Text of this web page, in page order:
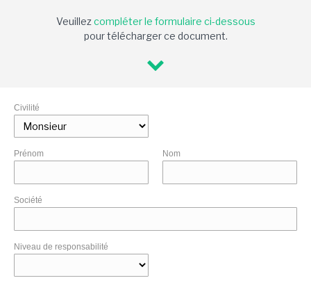
Veuillezcompléter le formulaire ci-dessous
pour télécharger ce document.
Civilité
Prénom Nom
Société
Niveau de responsabilité